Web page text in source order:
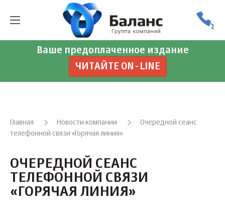
Ваше предоплаченное издание
ЧИТАЙТЕ ON-LINE
Главная Новости компании
Очередной сеанс
телефонной связи «Горячая линия»
ОЧЕРЕДНОЙ СЕАНС
ТЕЛЕФОННОЙ СВЯЗИ
«ГОРЯЧАЯ ЛИНИЯ»